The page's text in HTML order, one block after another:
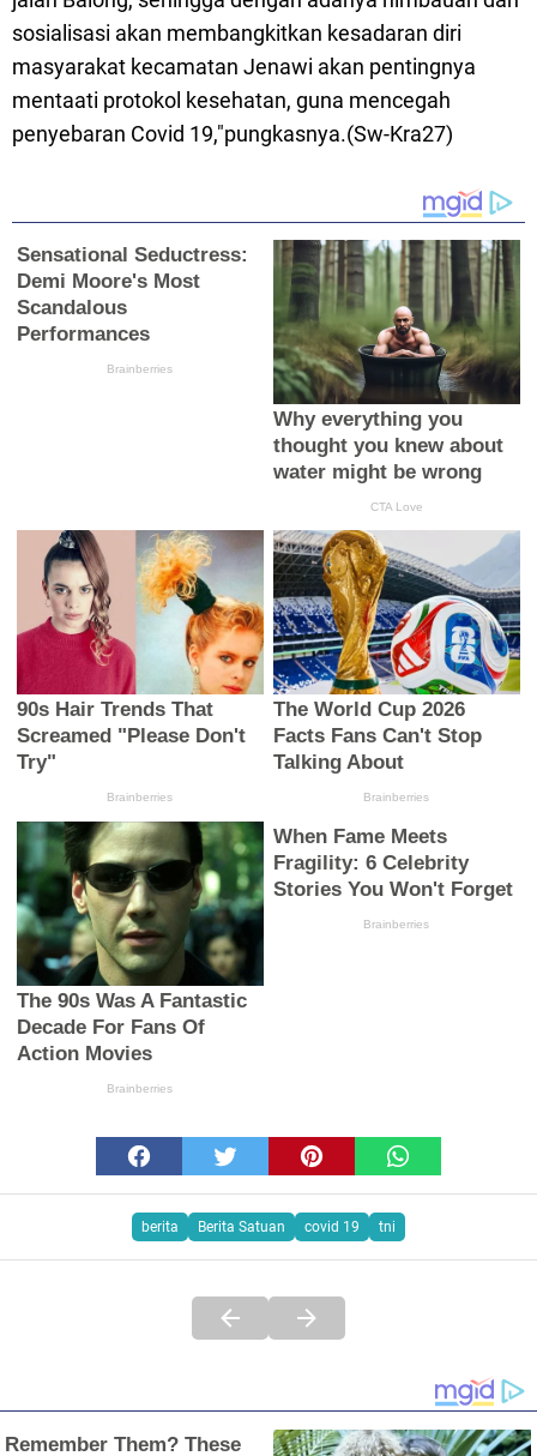
sosialisasi akan membangkitkan kesadaran diri
masyarakat kecamatan Jenawi akan pentingnya
mentaati protokol kesehatan, guna mencegah
penyebaran Covid 19,"pungkasnya.(Sw-Kra27)
berita Berita Satuan covid 19 tni